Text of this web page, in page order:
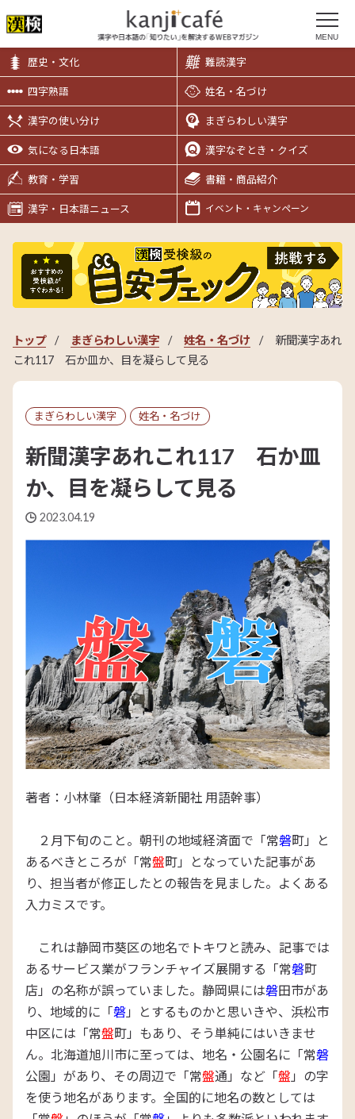
MENU
歴史・文化 難読漢字
四字熟語 姓名・名づけ
漢字の使い分け まぎらわしい漢字
気になる日本語 漢字なぞとき・クイズ
教育・学習 書籍・商品紹介
漢字・日本語ニュース イベント・キャンペーン
トップ まぎらわしい漢字 姓名・名づけ
新聞漢字あれ
これ117 石か皿か、目を凝らして見る
まぎらわしい漢字 姓名・名づけ
新聞漢字あれこれ117 石か皿
か、目を凝らして見る
2023.04.19
著者：小林肇（日本経済新聞社 用語幹事）
２月下旬のこと。朝刊の地域経済面で「常磐町」と
あるべきところが「常盤町」となっていた記事があ
り、担当者が修正したとの報告を見ました。よくある
入力ミスです。
これは静岡市葵区の地名でトキワと読み、記事では
あるサービス業がフランチャイズ展開する「常磐町
店」の名称が誤っていました。静岡県には磐田市があ
り、地域的に「磐」とするものかと思いきや、浜松市
中区には「常盤町」もあり、そう単純にはいきませ
ん。北海道旭川市に至っては、地名・公園名に「常磐
公園」があり、その周辺で「常盤通」など「盤 」の字
を使う地名があります。全国的に地名の数としては